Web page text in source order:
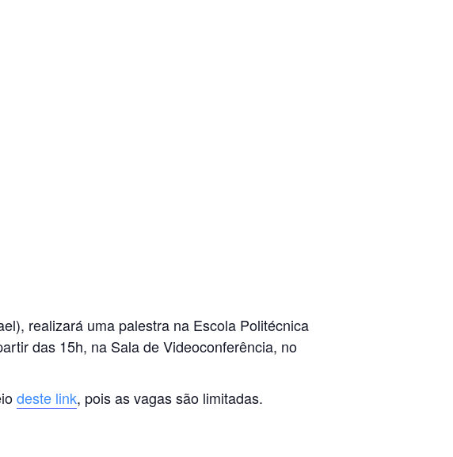
realizará uma palestra na Escola Politécnica
das 15h, na Sala de Videoconferência, no
deste link, pois as vagas são limitadas.